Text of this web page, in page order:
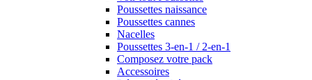
Poussettes naissance
Poussettes cannes
Nacelles
Poussettes 3-en-1 / 2-en-1
Composez votre pack
Accessoires